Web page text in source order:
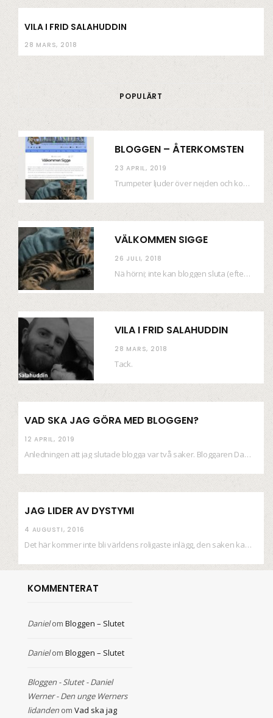
VILA I FRID SALAHUDDIN
28 MARS, 2018
POPULÄRT
BLOGGEN – ÅTERKOMSTEN
23 APRIL, 2019
Trumpeter ljuder över nejden och konfetti regnar längsmed husfasaderna – FREDEN ÄR HÄR! Eller ahem.…
VÄLKOMMEN SIGGE
26 JULI, 2018
Nä hörni; inte kan bloggen sluta (eftersom jag så sällan uppdaterar skiten) i sånt supermoll.…
VILA I FRID SALAHUDDIN
28 MARS, 2018
Tack.
VAD SKA JAG GÖRA MED BLOGGEN?
12 APRIL, 2019
Anledningen att jag slutade blogga var två saker. Bloggaren Daniel skrev ut checkar som personen…
JAG LIDER AV DYSTYMI
4 AUGUSTI, 2016
Det här kommer inte bli världens roligaste inlägg, den saken kan ni räkna med. Det…
KOMMENTERAT
Danielom Bloggen – Slutet
Danielom Bloggen – Slutet
Bloggen - Slutet - Daniel
Werner - Den unge Werners
lidanden om Vad ska jag